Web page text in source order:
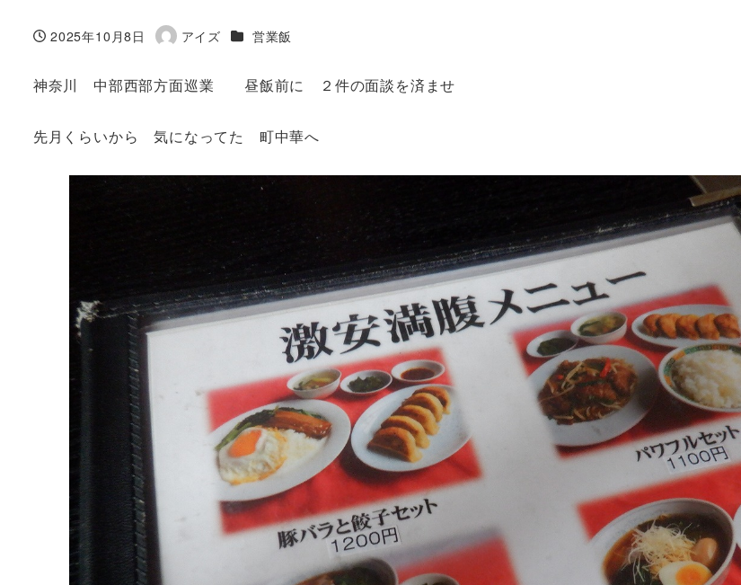
投稿日
2025年10月8日
著
アイズ カテゴリー
営業飯
神奈川 中部西部方面巡業 昼飯前に ２件の面談を済ませ
先月くらいから 気になってた 町中華へ